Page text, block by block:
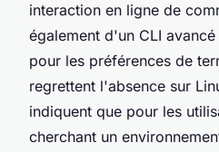
interaction en ligne de
également d'un CLI
pour les préférences de
regrettent l'absence sur
indiquent que pour les
cherchant un